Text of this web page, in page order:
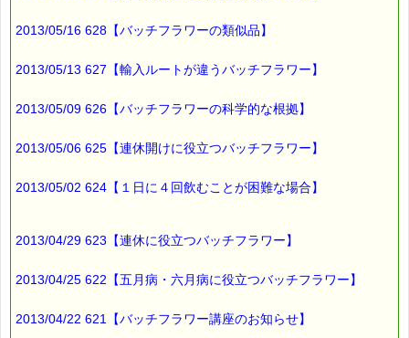
2013/05/16 628【バッチフラワーの類似品】
2013/05/13 627【輸入ルートが違うバッチフラワー】
2013/05/09 626【バッチフラワーの科学的な根拠】
2013/05/06 625【連休開けに役立つバッチフラワー】
2013/05/02 624【１日に４回飲むことが困難な場合】
2013/04/29 623【連休に役立つバッチフラワー】
2013/04/25 622【五月病・六月病に役立つバッチフラワー】
2013/04/22 621【バッチフラワー講座のお知らせ】